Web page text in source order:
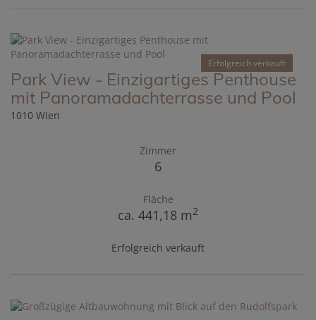
Erfolgreich verkauft
Park View - Einzigartiges Penthouse
mit Panoramadachterrasse und Pool
1010 Wien
Zimmer
6
Fläche
ca. 441,18 m2
Erfolgreich verkauft